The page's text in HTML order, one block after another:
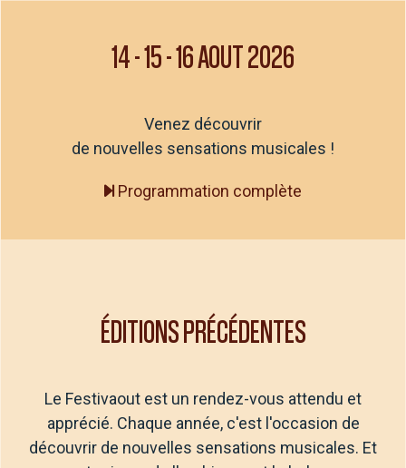
14-15-16 AOUT 2026
Venez découvrir
de nouvelles sensations musicales !
Programmation complète
ÉDITIONS PRÉCÉDENTES
Le Festivaout est un rendez-vous attendu et
apprécié. Chaque année, c'est l'occasion de
découvrir de nouvelles sensations musicales. Et